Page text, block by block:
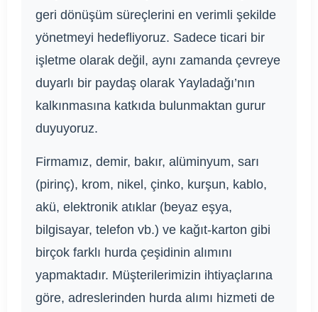
geri dönüşüm süreçlerini en verimli şekilde
yönetmeyi hedefliyoruz. Sadece ticari bir
işletme olarak değil, aynı zamanda çevreye
duyarlı bir paydaş olarak Yayladağı’nın
kalkınmasına katkıda bulunmaktan gurur
duyuyoruz.
Firmamız, demir, bakır, alüminyum, sarı
(pirinç), krom, nikel, çinko, kurşun, kablo,
akü, elektronik atıklar (beyaz eşya,
bilgisayar, telefon vb.) ve kağıt-karton gibi
birçok farklı hurda çeşidinin alımını
yapmaktadır. Müşterilerimizin ihtiyaçlarına
göre, adreslerinden hurda alımı hizmeti de